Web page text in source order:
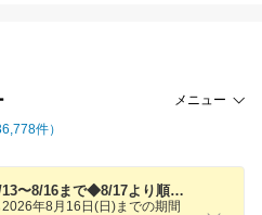
メニュー
件）
【夏季休業のご案内】8/13〜8/16まで◆8/17より順次ご発送します。
年8月16日(日)までの期間